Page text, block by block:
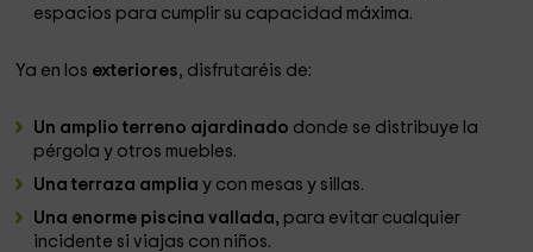
espacios para cumplir su capacidad máxima.
Ya en los exteriores, disfrutaréis de:
Un amplio terreno ajardinado donde se distribuye la
pérgola y otros muebles.
Una terraza amplia y con mesas y sillas.
Una enorme piscina vallada, para evitar cualquier
incidente si viajas con niños.